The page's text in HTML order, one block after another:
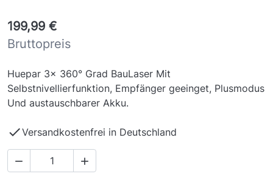
199,99 €
Bruttopreis
Huepar 3x 360° Grad BauLaser Mit
Selbstnivellierfunktion, Empfänger geeinget, Plusmodus
Und austauschbarer Akku.
Versandkostenfrei in Deutschland
 